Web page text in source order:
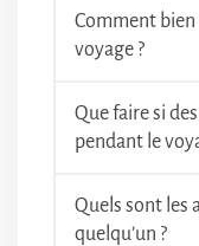
Comment
voyage ?
Que faire si
pendant le
Quels sont les
quelqu’un ?